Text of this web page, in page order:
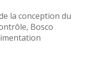
la conception du
Bosco